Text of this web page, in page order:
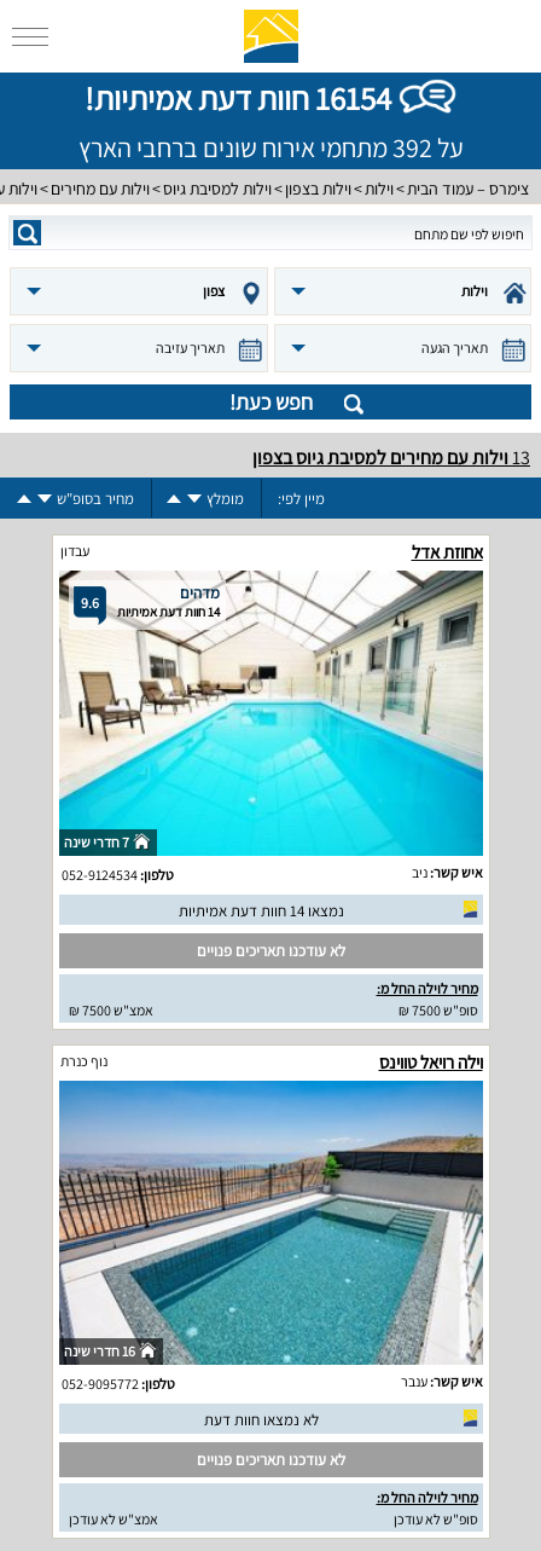
16154 חוות דעת אמיתיות!
על 392 מתחמי אירוח שונים ברחבי הארץ
צימרס – עמוד הבית וילות וילות בצפון וילות למסיבת גיוס וילות עם מחירים
וילות צפון
תאריך הגעה תאריך עזיבה
חפש כעת!
13וילות עם מחירים למסיבת גיוס בצפון
מיין לפי: מומלץ מחיר בסופ"ש
אחוזת אדל עבדון
9.6 מדהים
14 חוות דעת אמיתיות
7 חדרי שינה
איש קשר:ניב טלפון:052-9124534
נמצאו 14 חוות דעת אמיתיות
לא עודכנו תאריכים פנויים
מחיר לוילה החל מ:
סופ"ש 7500 ₪
אמצ"ש 7500 ₪
וילה רויאל טווינס נוף כנרת
16 חדרי שינה
איש קשר:ענבר טלפון:052-9095772
לא נמצאו חוות דעת
לא עודכנו תאריכים פנויים
מחיר לוילה החל מ:
סופ"ש לא עודכן
אמצ"ש לא עודכן